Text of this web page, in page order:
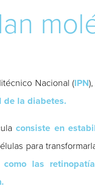
Nacional (IPN),
de la diabetes.
consiste en
para
las